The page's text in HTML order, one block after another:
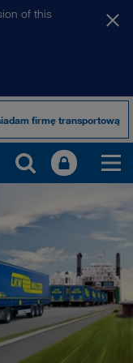
of this
firmę transportową